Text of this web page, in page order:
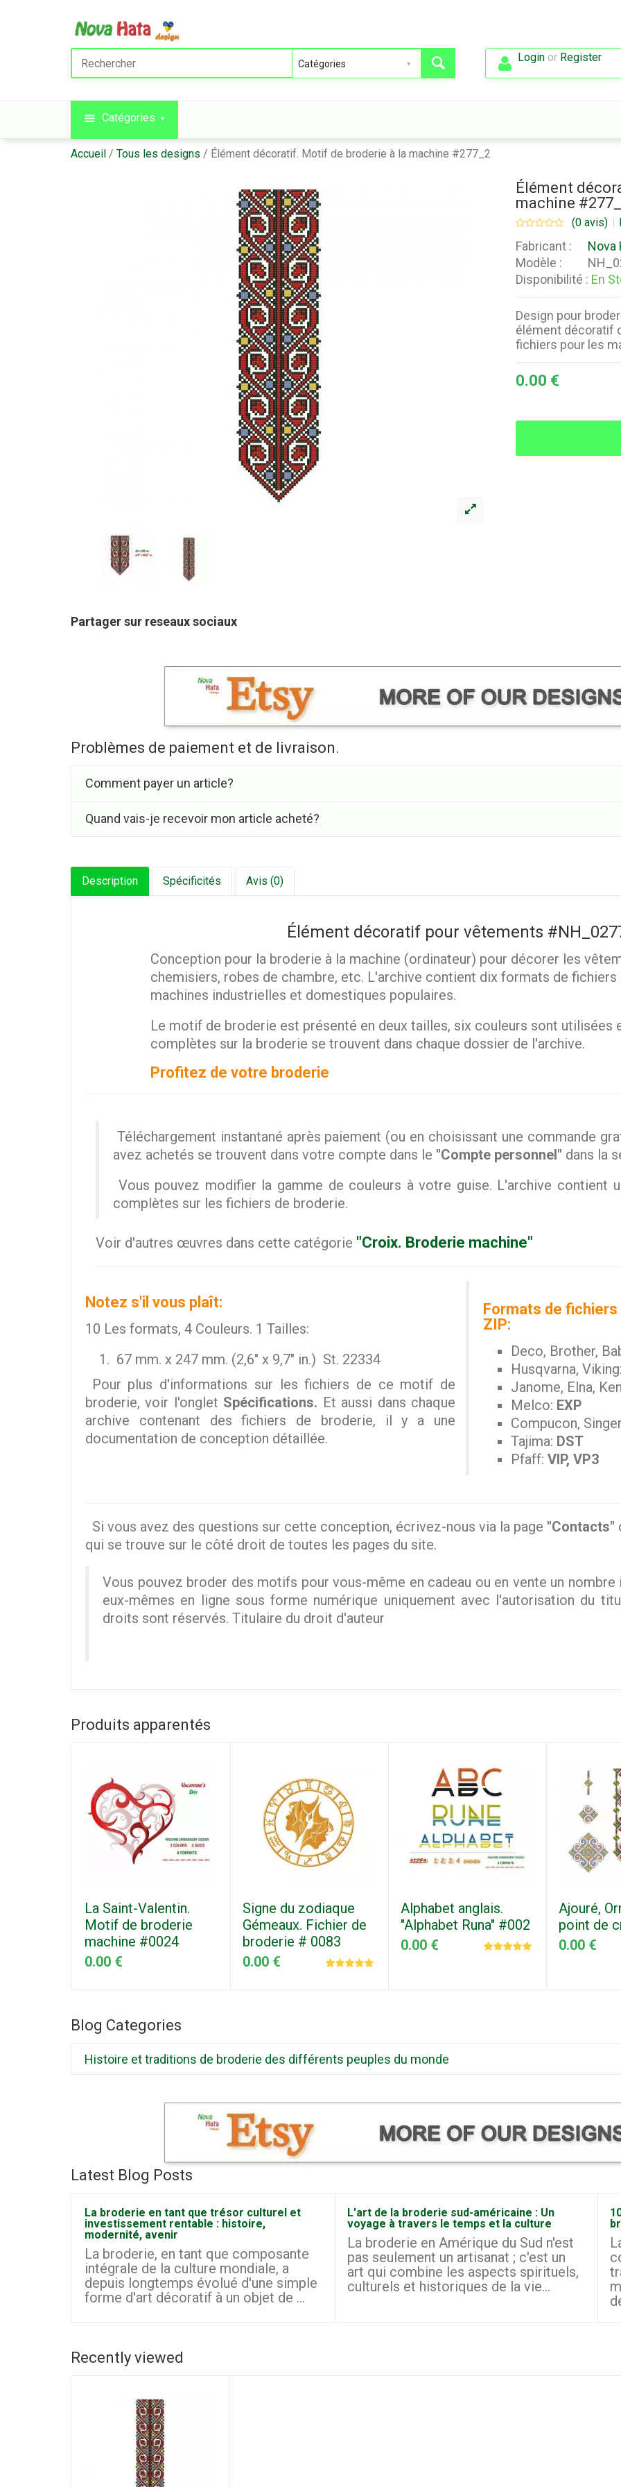
Loginor Register.
Catégories
Accueil Tous les designs Élément décoratif. Motif de broderie à la machine #277_2
Partager sur reseaux sociaux
Élément
machine
(0 avis)
Fabricant :
Nova
Modèle :
Disponibilité : En
Design pour
élément décoratif
fichiers pour les
0.00 €
Problèmes de paiement et de livraison.
Comment payer un article?
Quand vais-je recevoir mon article acheté?
Description Spécificités Avis (0)
Élément décoratif pour vêtements
Conception pour la broderie à la machine (ordinateur) pour décorer les
chemisiers, robes de chambre, etc. L'archive contient dix formats de
machines industrielles et domestiques populaires.
Le motif de broderie est présenté en deux tailles, six couleurs sont utilisées
complètes sur la broderie se trouvent dans chaque dossier de l'archive.
Profitez de votre broderie
Téléchargement instantané après paiement (ou en choisissant une commande
avez achetés se trouvent dans votre compte dans le "Compte personnel" dans la
Vous pouvez modifier la gamme de couleurs à votre guise. L'archive contient
complètes sur les fichiers de broderie.
Voir d'autres œuvres dans cette catégorie "Croix. Broderie machine"
Notez s'il vous plaît:
10 Les formats, 4 Couleurs. 1 Tailles:
67 mm. x 247 mm. (2,6" x 9,7" in.) St. 22334
Pour plus d'informations sur les fichiers de ce motif de
broderie, voir l'onglet Spécifications. Et aussi dans chaque
archive contenant des fichiers de broderie, il y a une
documentation de conception détaillée.
Formats de
ZIP:
Deco, Brother,
Husqvarna,
Janome, Elna,
Melco: EXP
Compucon,
Tajima: DST
Pfaff: VIP, VP3
Si vous avez des questions sur cette conception, écrivez-nous via la page "Contacts"
qui se trouve sur le côté droit de toutes les pages du site.
Vous pouvez broder des motifs pour vous-même en cadeau ou en vente un
eux-mêmes en ligne sous forme numérique uniquement avec l'autorisation du
droits sont réservés. Titulaire du droit d'auteur
Produits apparentés
La Saint-Valentin.
Motif de broderie
machine #0024
0.00 €
Signe du zodiaque
Gémeaux. Fichier de
broderie # 0083
0.00 €
Alphabet anglais.
"Alphabet Runa" #002
0.00 €
Ajouré,
point de
0.00 €
Blog Categories
Histoire et traditions de broderie des différents peuples du monde
Latest Blog Posts
La broderie en tant que trésor culturel et
investissement rentable : histoire,
modernité, avenir
La broderie, en tant que composante
intégrale de la culture mondiale, a
depuis longtemps évolué d'une simple
forme d'art décoratif à un objet de ...
L'art de la broderie sud-américaine : Un
voyage à travers le temps et la culture
La broderie en Amérique du Sud n'est
pas seulement un artisanat ; c'est un
art qui combine les aspects spirituels,
culturels et historiques de la vie...
Recently viewed